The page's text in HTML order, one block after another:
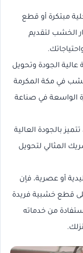
مبتكرة أو قطع
الخشب لتقديم
الجودة وتحويل
في مكة المكرمة
الواسعة في صناعة
بالجودة العالية
المثالي لتحويل
أو عصرية، فإن
قطع خشبية فريدة
من خدماته